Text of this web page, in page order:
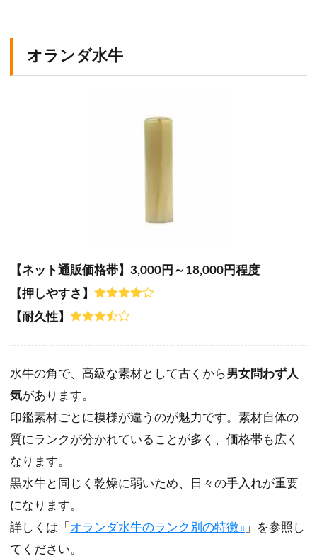
オランダ水牛
【ネット通販価格帯】3,000円～18,000円程度
【押しやすさ】
【耐久性】
水牛の角で、高級な素材として古くから男女問わず人
気があります。
印鑑素材ごとに模様が違うのが魅力です。素材自体の
質にランクが分かれていることが多く、価格帯も広く
なります。
黒水牛と同じく乾燥に弱いため、日々の手入れが重要
になります。
詳しくは「 オランダ水牛のランク別の特徴
」を参照し
てください。